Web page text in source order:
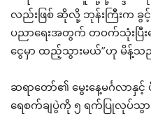
လည်းဖြစ် ဆိုလို့ ဘုန်းကြီးက
ပညာရေးအတွက် တဝက်သုံးပြီ
ငွေမှာ ထည့်သွားမယ်”ဟု မိန့်သ
ဆရာတော်၏ မွေးနေ့မင်္ဂလာ
ရေစက်ချပွဲကို ၅ ရက်ပြုလုပ်သွား